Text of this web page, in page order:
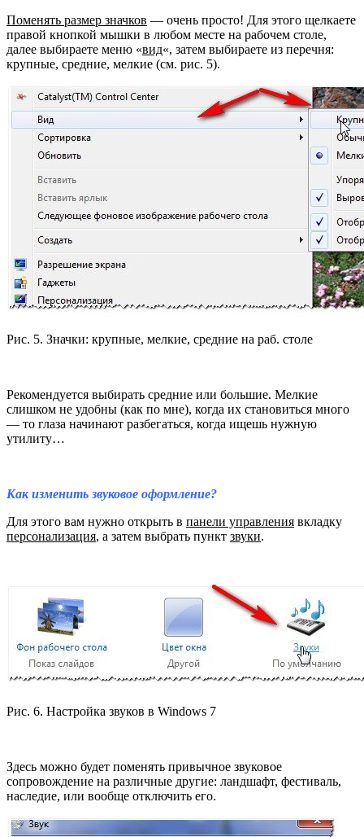
Поменять размер значков — очень просто! Для этого щелкаете
правой кнопкой мышки в любом месте на рабочем столе,
далее выбираете меню «вид«, затем выбираете из перечня:
крупные, средние, мелкие (см. рис. 5).
Рис. 5. Значки: крупные, мелкие, средние на раб. столе
Рекомендуется выбирать средние или большие. Мелкие
слишком не удобны (как по мне), когда их становиться много
— то глаза начинают разбегаться, когда ищешь нужную
утилиту…
Как изменить звуковое оформление?
Для этого вам нужно открыть в панели управления вкладку
персонализация, а затем выбрать пункт звуки.
Рис. 6. Настройка звуков в Windows 7
Здесь можно будет поменять привычное звуковое
сопровождение на различные другие: ландшафт, фестиваль,
наследие, или вообще отключить его.